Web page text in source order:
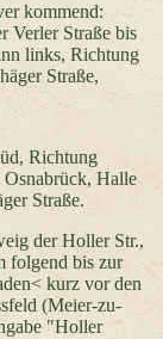
kommend:
Verler Straße bis
links, Richtung
Straße,
Richtung
Halle
Straße.
der Holler Str.,
folgend bis zur
kurz vor den
(Meier-zu-
"Holler